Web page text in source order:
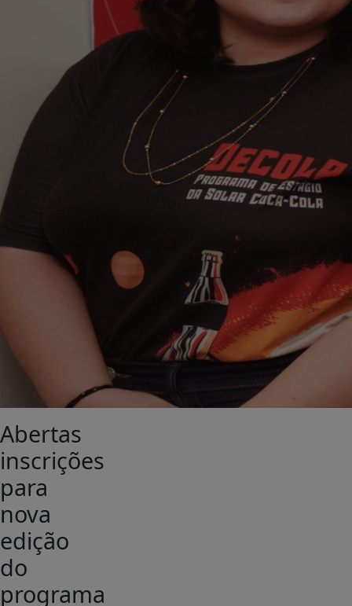
Abertas
inscrições
para
nova
edição
do
programa